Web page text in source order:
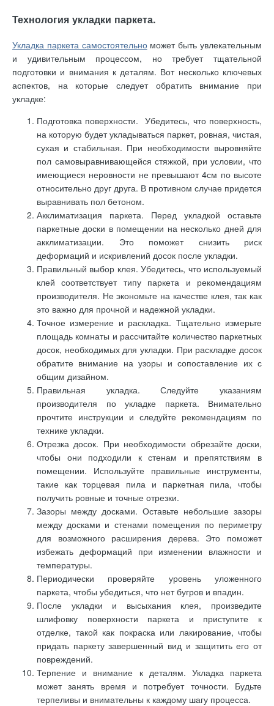
Технология укладки паркета.
Укладка паркета самостоятельноможет быть увлекательным
и удивительным процессом, но требует тщательной
подготовки и внимания к деталям. Вот несколько ключевых
аспектов, на которые следует обратить внимание при
укладке:
Подготовка поверхности. Убедитесь, что поверхность,
на которую будет укладываться паркет, ровная, чистая,
сухая и стабильная. При необходимости выровняйте
пол самовыравнивающейся стяжкой, при условии, что
имеющиеся неровности не превышают 4см по высоте
относительно друг друга. В противном случае придется
выравнивать пол бетоном.
Акклиматизация паркета. Перед укладкой оставьте
паркетные доски в помещении на несколько дней для
акклиматизации. Это поможет снизить риск
деформаций и искривлений досок после укладки.
Правильный выбор клея. Убедитесь, что используемый
клей соответствует типу паркета и рекомендациям
производителя. Не экономьте на качестве клея, так как
это важно для прочной и надежной укладки.
Точное измерение и раскладка. Тщательно измерьте
площадь комнаты и рассчитайте количество паркетных
досок, необходимых для укладки. При раскладке досок
обратите внимание на узоры и сопоставление их с
общим дизайном.
Правильная укладка. Следуйте указаниям
производителя по укладке паркета. Внимательно
прочтите инструкции и следуйте рекомендациям по
технике укладки.
Отрезка досок. При необходимости обрезайте доски,
чтобы они подходили к стенам и препятствиям в
помещении. Используйте правильные инструменты,
такие как торцевая пила и паркетная пила, чтобы
получить ровные и точные отрезки.
Зазоры между досками. Оставьте небольшие зазоры
между досками и стенами помещения по периметру
для возможного расширения дерева. Это поможет
избежать деформаций при изменении влажности и
температуры.
Периодически проверяйте уровень уложенного
паркета, чтобы убедиться, что нет бугров и впадин.
После укладки и высыхания клея, произведите
шлифовку поверхности паркета и приступите к
отделке, такой как покраска или лакирование, чтобы
придать паркету завершенный вид и защитить его от
повреждений.
Терпение и внимание к деталям. Укладка паркета
может занять время и потребует точности. Будьте
терпеливы и внимательны к каждому шагу процесса.